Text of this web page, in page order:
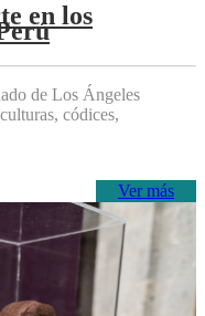
en los
de Los Ángeles
códices,
Ver más